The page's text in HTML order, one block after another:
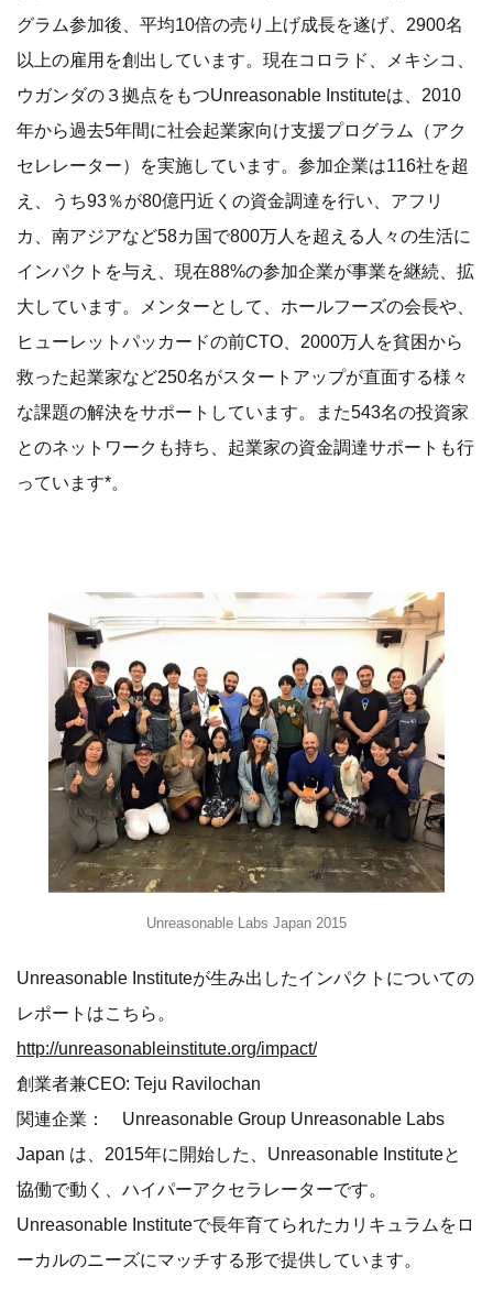
グラム参加後、平均10倍の売り上げ成長を遂げ、2900名
以上の雇用を創出しています。現在コロラド、メキシコ、
ウガンダの３拠点をもつUnreasonable Instituteは、2010
年から過去5年間に社会起業家向け支援プログラム（アク
セレレーター）を実施しています。参加企業は116社を超
え、うち93％が80億円近くの資金調達を行い、アフリ
カ、南アジアなど58カ国で800万人を超える人々の生活に
インパクトを与え、現在88%の参加企業が事業を継続、拡
大しています。メンターとして、ホールフーズの会長や、
ヒューレットパッカードの前CTO、2000万人を貧困から
救った起業家など250名がスタートアップが直面する様々
な課題の解決をサポートしています。また543名の投資家
とのネットワークも持ち、起業家の資金調達サポートも行
っています*。
Unreasonable Labs Japan 2015
Unreasonable Instituteが生み出したインパクトについての
レポートはこちら。
http://unreasonableinstitute.org/impact/
創業者兼CEO: Teju Ravilochan
関連企業： Unreasonable Group Unreasonable Labs
Japan は、2015年に開始した、Unreasonable Instituteと
協働で動く、ハイパーアクセラレーターです。
Unreasonable Instituteで長年育てられたカリキュラムをロ
ーカルのニーズにマッチする形で提供しています。